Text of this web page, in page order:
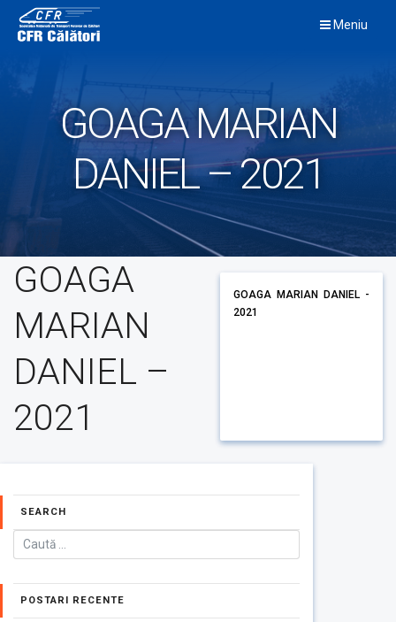
content
Meniu
GOAGA MARIAN
DANIEL – 2021
GOAGA
MARIAN
DANIEL –
2021
GOAGA MARIAN DANIEL -
2021
SEARCH
POSTARI RECENTE